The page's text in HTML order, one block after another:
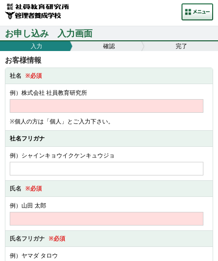
お申し込み 入力画面
入力 確認 完了
お客様情報
社名 ※必須
例）株式会社 社員教育研究所
※個人の方は「個人」とご入力下さい。
社名フリガナ
例）シャインキョウイクケンキュウジョ
氏名 ※必須
例）山田 太郎
氏名フリガナ ※必須
例）ヤマダ タロウ